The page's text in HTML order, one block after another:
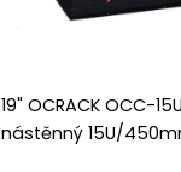
19" OCRACK OCC-
nástěnný 15U/